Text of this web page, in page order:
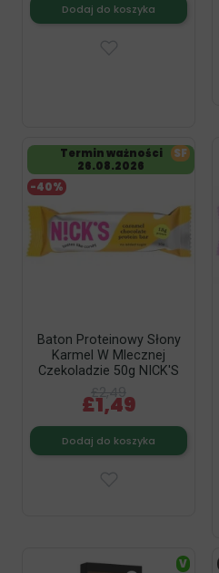
Dodaj do koszyka
Baton Proteinowy Słony
Karmel W Mlecznej
Czekoladzie 50g NICK'S
£2,49
£1,49
Dodaj do koszyka
-40%
Termin ważności
26.08.2026
SF
V